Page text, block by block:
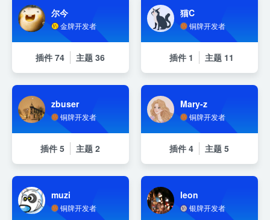
尔今
金牌开发者
插件74 主题 36
猫C
铜牌开发者
插件 1 主题 11
zbuser
铜牌开发者
插件5 主题 2
Mary-z
铜牌开发者
插件4 主题 5
muzi
铜牌开发者
leon
银牌开发者